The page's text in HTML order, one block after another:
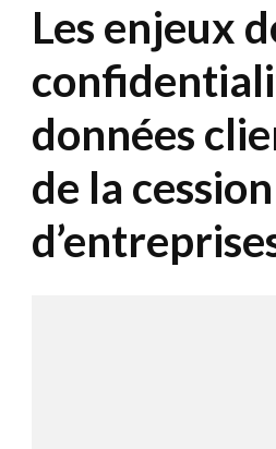
Les enjeux
données
de la cession